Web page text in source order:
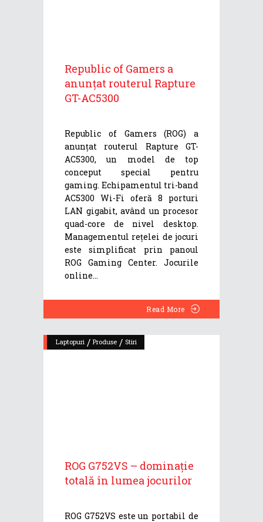
Republic of Gamers a
anunțat routerul Rapture
GT-AC5300
Republic of Gamers (ROG) a
anunțat routerul Rapture GT-
AC5300, un model de top
conceput special pentru
gaming. Echipamentul tri-band
AC5300 Wi-Fi oferă 8 porturi
LAN gigabit, având un procesor
quad-core de nivel desktop.
Managementul rețelei de jocuri
este simplificat prin panoul
ROG Gaming Center. Jocurile
online
Read More
Laptopuri / Produse / Stiri
ROG G752VS – dominație
totală în lumea jocurilor
ROG G752VS este un portabil de